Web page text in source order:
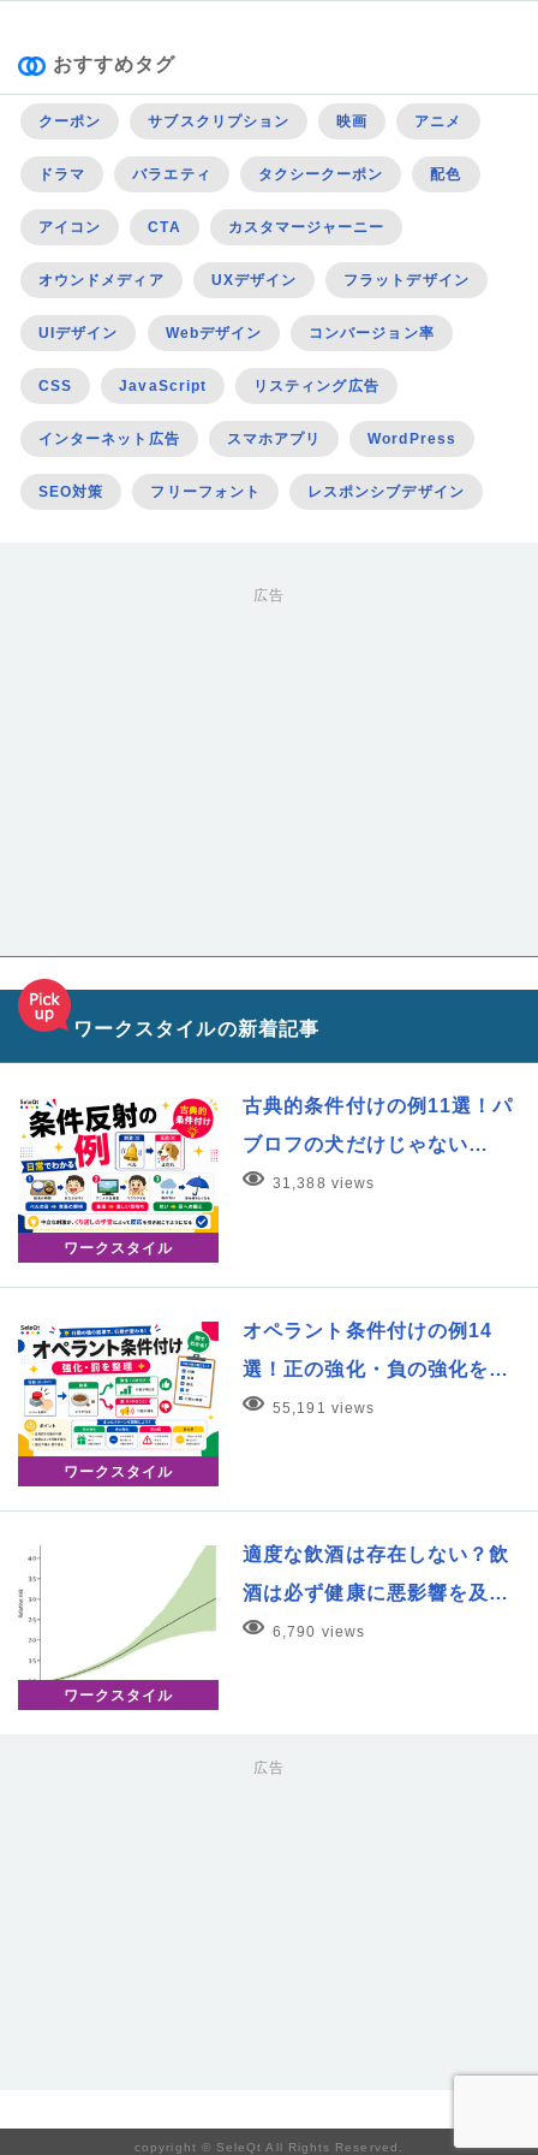
おすすめタグ
クーポン サブスクリプション 映画 アニメ
ドラマ バラエティ タクシークーポン 配色
アイコン CTA カスタマージャーニー
オウンドメディア UXデザイン フラットデザイン
UIデザイン Webデザイン コンバージョン率
CSS JavaScript リスティング広告
インターネット広告 スマホアプリ WordPress
SEO対策 フリーフォント レスポンシブデザイン
広告
ワークスタイルの新着記事
ワークスタイル
古典的条件付けの例11選！パ
ブロフの犬だけじゃない…
31,388 views
ワークスタイル
オペラント条件付けの例14
選！正の強化・負の強化を…
55,191 views
ワークスタイル
適度な飲酒は存在しない？飲
酒は必ず健康に悪影響を及…
6,790 views
広告
copyright © SeleQt All Rights Reserved.